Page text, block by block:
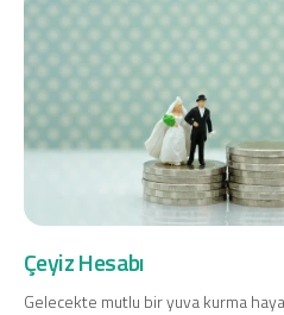
Çeyiz Hesabı
Gelecekte mutlu bir yuva kurma